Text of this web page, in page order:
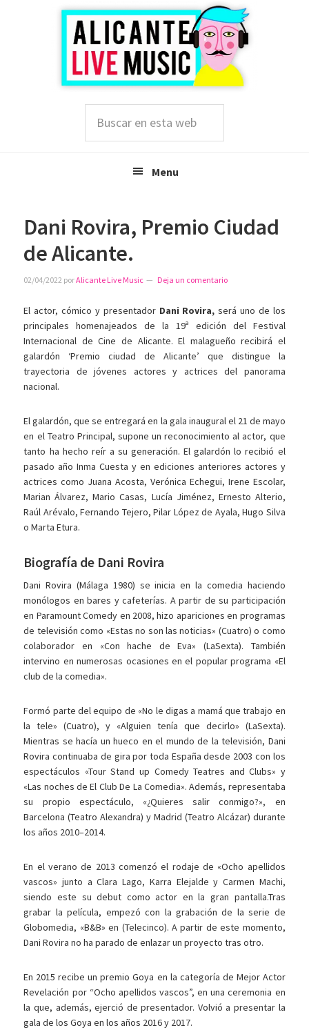
esta
Menu
Dani Rovira, Premio Ciudad
de Alicante.
02/04/2022 porAlicante Live Music Deja un comentario
El actor, cómico y presentador Dani Rovira, será uno de los
principales homenajeados de la 19ª edición del Festival
Internacional de Cine de Alicante. El malagueño recibirá el
galardón ‘Premio ciudad de Alicante’ que distingue la
trayectoria de jóvenes actores y actrices del panorama
nacional.
El galardón, que se entregará en la gala inaugural el 21 de mayo
en el Teatro Principal, supone un reconocimiento al actor, que
tanto ha hecho reír a su generación. El galardón lo recibió el
pasado año Inma Cuesta y en ediciones anteriores actores y
actrices como Juana Acosta, Verónica Echegui, Irene Escolar,
Marian Álvarez, Mario Casas, Lucía Jiménez, Ernesto Alterio,
Raúl Arévalo, Fernando Tejero, Pilar López de Ayala, Hugo Silva
o Marta Etura.
Biografía de Dani Rovira
Dani Rovira (Málaga 1980) se inicia en la comedia haciendo
monólogos en bares y cafeterías. A partir de su participación
en Paramount Comedy en 2008, hizo apariciones en programas
de televisión como «Estas no son las noticias» (Cuatro) o como
colaborador en «Con hache de Eva» (LaSexta). También
intervino en numerosas ocasiones en el popular programa «El
club de la comedia».
Formó parte del equipo de «No le digas a mamá que trabajo en
la tele» (Cuatro), y «Alguien tenía que decirlo» (LaSexta).
Mientras se hacía un hueco en el mundo de la televisión, Dani
Rovira continuaba de gira por toda España desde 2003 con los
espectáculos «Tour Stand up Comedy Teatres and Clubs» y
«Las noches de El Club De La Comedia». Además, representaba
su propio espectáculo, «¿Quieres salir conmigo?», en
Barcelona (Teatro Alexandra) y Madrid (Teatro Alcázar) durante
los años 2010–2014.
En el verano de 2013 comenzó el rodaje de «Ocho apellidos
vascos» junto a Clara Lago, Karra Elejalde y Carmen Machi,
siendo este su debut como actor en la gran pantalla.Tras
grabar la película, empezó con la grabación de la serie de
Globomedia, «B&B» en (Telecinco). A partir de este momento,
Dani Rovira no ha parado de enlazar un proyecto tras otro.
En 2015 recibe un premio Goya en la categoría de Mejor Actor
Revelación por “Ocho apellidos vascos”, en una ceremonia en
la que, además, ejerció de presentador. Volvió a presentar la
gala de los Goya en los años 2016 y 2017.